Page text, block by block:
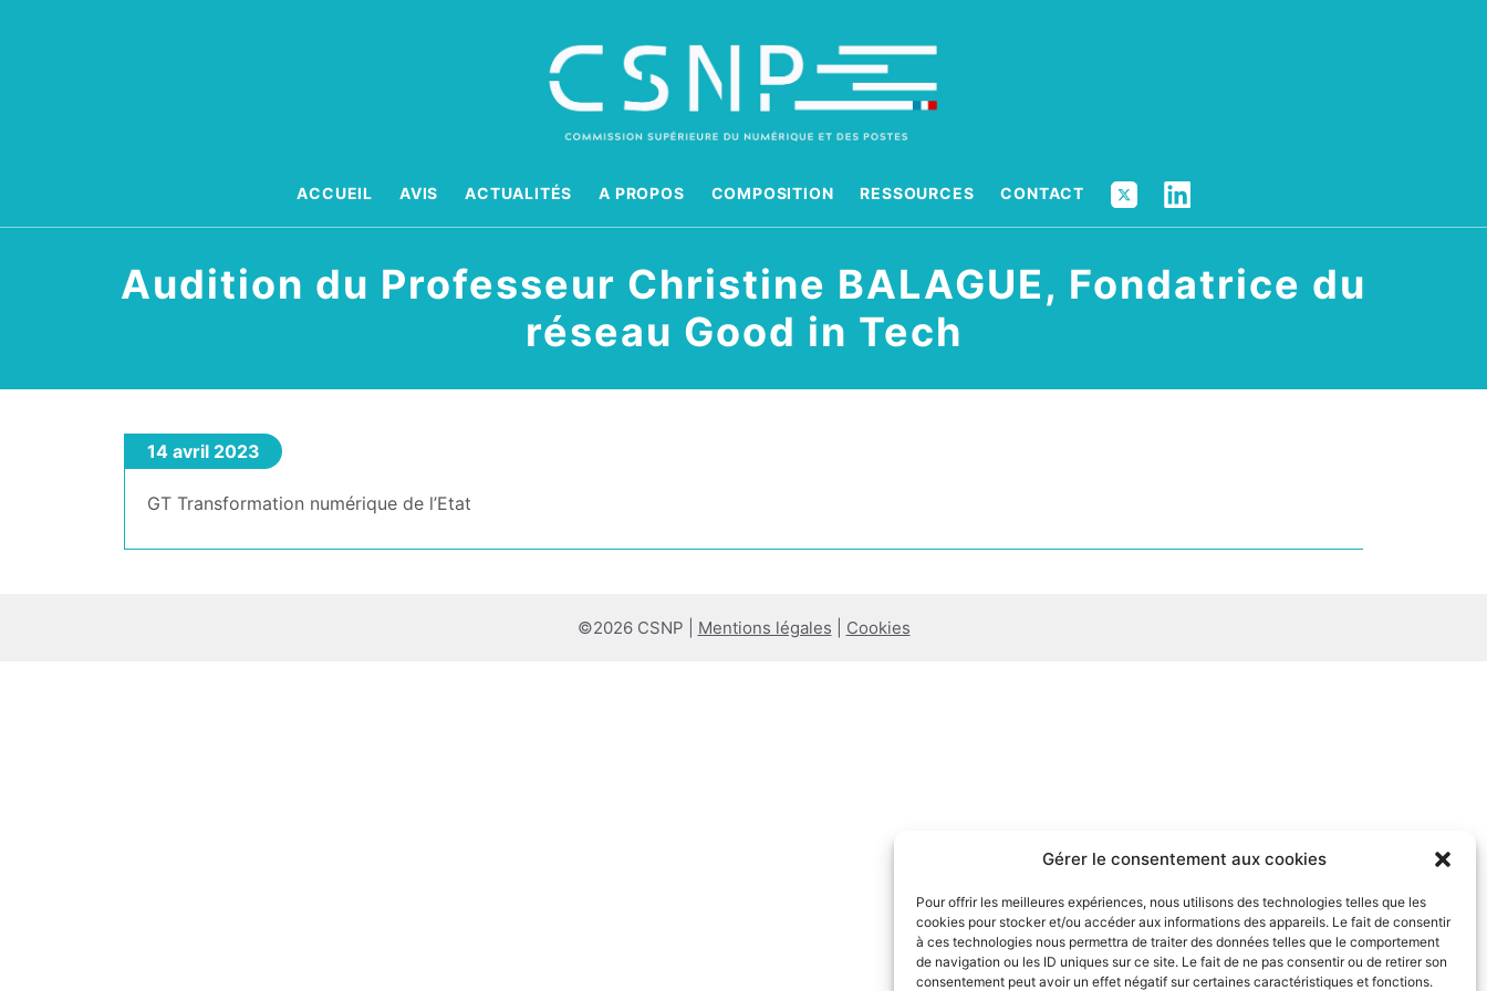
Gérer le consentement aux cookies
Pour offrir les meilleures expériences, nous utilisons des technologies telles que les
cookies pour stocker et/ou accéder aux informations des appareils. Le fait de consentir
à ces technologies nous permettra de traiter des données telles que le comportement
de navigation ou les ID uniques sur ce site. Le fait de ne pas consentir ou de retirer son
consentement peut avoir un effet négatif sur certaines caractéristiques et fonctions.
ACCUEIL AVIS ACTUALITÉS A PROPOS COMPOSITION RESSOURCES CONTACT X
Audition du Professeur Christine BALAGUE, Fondatrice du
réseau Good in Tech
14 avril 2023
GT Transformation numérique de l’Etat
©2026 CSNP | Mentions légales Cookies